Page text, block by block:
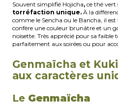
Souvent simplifié Hojicha, ce thé vert
torréfaction unique. À la
comme le Sencha ou le Bancha, il
confère une couleur brunâtre et un
noisette. Très apprécié pour sa faible
parfaitement aux soirées ou pour
Genmaïcha et
aux caractères
Le Genmaïcha